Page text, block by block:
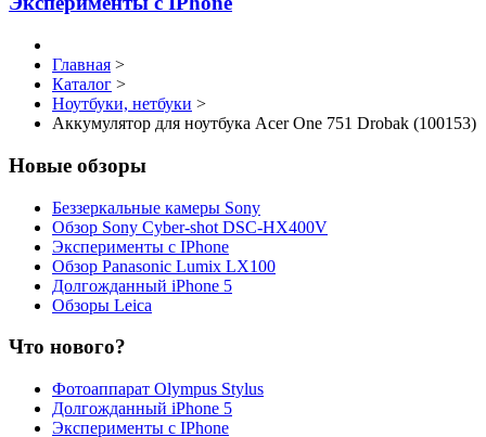
Главная >
Каталог >
Ноутбуки, нетбуки >
Аккумулятор для ноутбука Acer One 751 Drobak (100153)
Новые обзоры
Беззеркальные камеры Sony
Обзор Sony Cyber-shot DSC-HX400V
Эксперименты с IPhone
Обзор Panasonic Lumix LX100
Долгожданный iPhone 5
Обзоры Leica
Что нового?
Фотоаппарат Olympus Stylus
Долгожданный iPhone 5
Эксперименты с IPhone